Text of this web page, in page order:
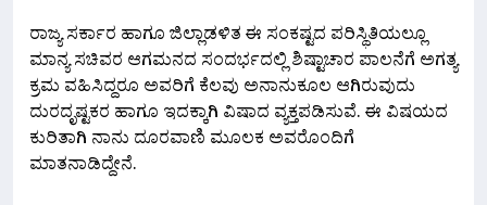
ರಾಜ್ಯ ಸರ್ಕಾರ ಹಾಗೂ ಜಿಲ್ಲಾಡಳಿತ ಈ ಸಂಕಷ್ಟದ ಪರಿಸ್ಥಿತಿಯಲ್ಲೂ
ಮಾನ್ಯ ಸಚಿವರ ಆಗಮನದ ಸಂದರ್ಭದಲ್ಲಿ ಶಿಷ್ಟಾಚಾರ ಪಾಲನೆಗೆ ಅಗತ್ಯ
ಕ್ರಮ ವಹಿಸಿದ್ದರೂ ಅವರಿಗೆ ಕೆಲವು ಅನಾನುಕೂಲ ಆಗಿರುವುದು
ದುರದೃಷ್ಟಕರ ಹಾಗೂ ಇದಕ್ಕಾಗಿ ವಿಷಾದ ವ್ಯಕ್ತಪಡಿಸುವೆ. ಈ ವಿಷಯದ
ಕುರಿತಾಗಿ ನಾನು ದೂರವಾಣಿ ಮೂಲಕ ಅವರೊಂದಿಗೆ
ಮಾತನಾಡಿದ್ದೇನೆ.